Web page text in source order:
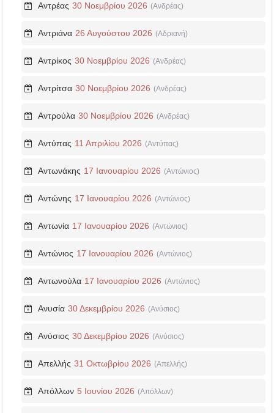
Αντρέας 30 Νοεμβρίου 2026 (Ανδρέας)
Αντριάνα 26 Αυγούστου 2026 (Αδριανή)
Αντρίκος 30 Νοεμβρίου 2026 (Ανδρέας)
Αντρίτσα 30 Νοεμβρίου 2026 (Ανδρέας)
Αντρούλα 30 Νοεμβρίου 2026 (Ανδρέας)
Αντύπας 11 Απριλίου 2026 (Αντύπας)
Αντωνάκης 17 Ιανουαρίου 2026 (Αντώνιος)
Αντώνης 17 Ιανουαρίου 2026 (Αντώνιος)
Αντωνία 17 Ιανουαρίου 2026 (Αντώνιος)
Αντώνιος 17 Ιανουαρίου 2026 (Αντώνιος)
Αντωνούλα 17 Ιανουαρίου 2026 (Αντώνιος)
Ανυσία 30 Δεκεμβρίου 2026 (Ανύσιος)
Ανύσιος 30 Δεκεμβρίου 2026 (Ανύσιος)
Απελλής 31 Οκτωβρίου 2026 (Απελλής)
Απόλλων 5 Ιουνίου 2026 (Απόλλων)